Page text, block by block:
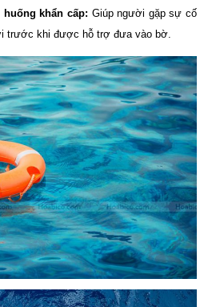
khẩn cấp: Giúp người gặp sự cố
trước khi được hỗ trợ đưa vào bờ.